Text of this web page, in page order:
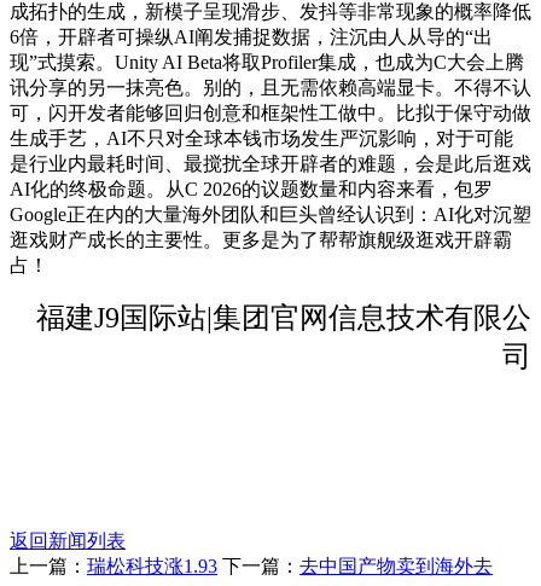
成拓扑的生成，新模子呈现滑步、发抖等非常现象的概率降低
6倍，开辟者可操纵AI阐发捕捉数据，注沉由人从导的“出
现”式摸索。Unity AI Beta将取Profiler集成，也成为C大会上腾
讯分享的另一抹亮色。别的，且无需依赖高端显卡。不得不认
可，闪开发者能够回归创意和框架性工做中。比拟于保守动做
生成手艺，AI不只对全球本钱市场发生严沉影响，对于可能
是行业内最耗时间、最搅扰全球开辟者的难题，会是此后逛戏
AI化的终极命题。从C 2026的议题数量和内容来看，包罗
Google正在内的大量海外团队和巨头曾经认识到：AI化对沉塑
逛戏财产成长的主要性。更多是为了帮帮旗舰级逛戏开辟霸
占！
福建J9国际站|集团官网信息技术有限公
司
返回新闻列表
上一篇： 瑞松科技涨1.93 下一篇： 去中国产物卖到海外去